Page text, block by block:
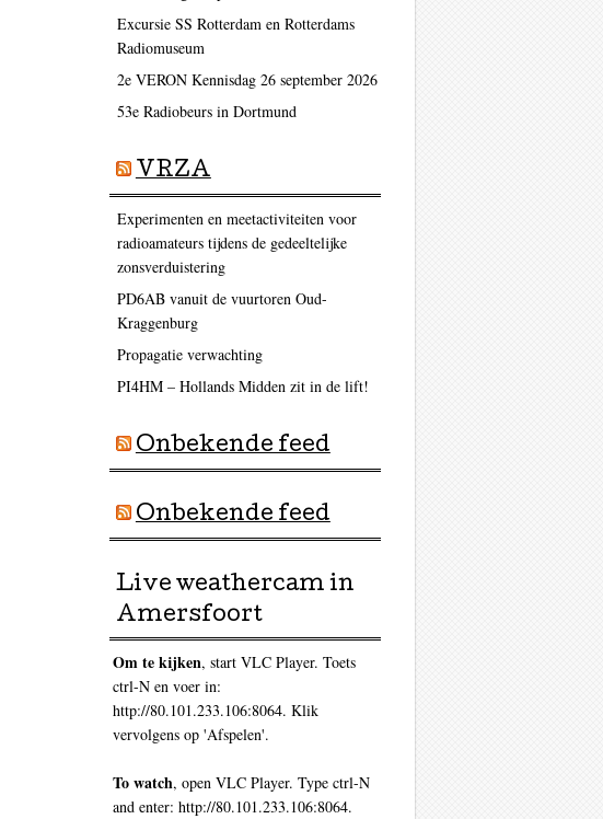
Excursie SS Rotterdam en Rotterdams
Radiomuseum
2e VERON Kennisdag 26 september 2026
53e Radiobeurs in Dortmund
VRZA
Experimenten en meetactiviteiten voor
radioamateurs tijdens de gedeeltelijke
zonsverduistering
PD6AB vanuit de vuurtoren Oud-
Kraggenburg
Propagatie verwachting
PI4HM – Hollands Midden zit in de lift!
Onbekende feed
Onbekende feed
Live weathercam in
Amersfoort
Om te kijken, start VLC Player. Toets
ctrl-N en voer in:
http://80.101.233.106:8064. Klik
vervolgens op 'Afspelen'.
To watch, open VLC Player. Type ctrl-N
and enter: http://80.101.233.106:8064.